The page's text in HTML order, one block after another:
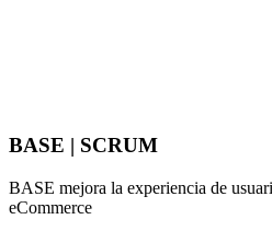
BASE | SCRUM
BASE mejora la experiencia de
eCommerce